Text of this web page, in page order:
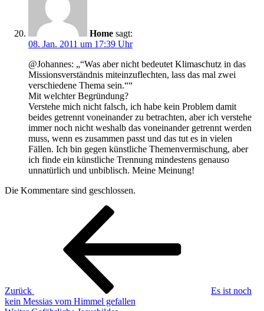
Home sagt:
08. Jan. 2011 um 17:39 Uhr
@Johannes: „“Was aber nicht bedeutet Klimaschutz in das
Missionsverständnis miteinzuflechten, lass das mal zwei
verschiedene Thema sein.““
Mit welchter Begründung?
Verstehe mich nicht falsch, ich habe kein Problem damit
beides getrennt voneinander zu betrachten, aber ich verstehe
immer noch nicht weshalb das voneinander getrennt werden
muss, wenn es zusammen passt und das tut es in vielen
Fällen. Ich bin gegen künstliche Themenvermischung, aber
ich finde ein künstliche Trennung mindestens genauso
unnatürlich und unbiblisch. Meine Meinung!
Die Kommentare sind geschlossen.
Beitragsnavigation
Zurück
Es ist noch
kein Messias vom Himmel gefallen